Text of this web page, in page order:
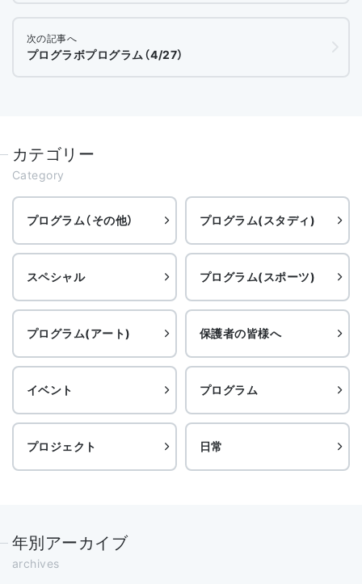
次の記事へ
プログラボプログラム（4/27）
カテゴリー
Category
プログラム（その他） プログラム(スタディ)
スペシャル プログラム(スポーツ)
プログラム(アート) 保護者の皆様へ
イベント プログラム
プロジェクト 日常
年別アーカイブ
archives